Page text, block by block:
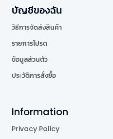
บัญชีของฉัน
วิธีการจัดส่งสินค้า
รายการโปรด
ข้อมูลส่วนตัว
ประวัติการสั่งซื้อ
Information
Privacy Policy